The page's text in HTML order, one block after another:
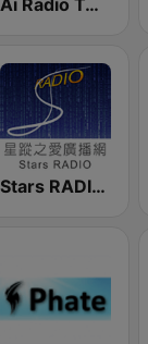
Stars RADIO星蹤之愛廣播網